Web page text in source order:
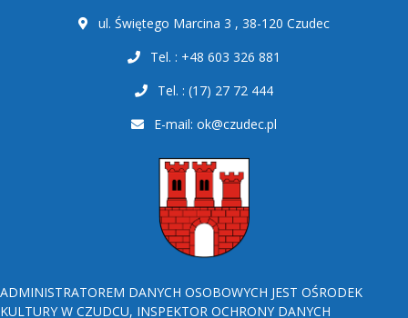
ul. Świętego Marcina 3 , 38-120 Czudec
Tel. : +48 603 326 881
Tel. : (17) 27 72 444
E-mail: ok@czudec.pl
ADMINISTRATOREM DANYCH OSOBOWYCH JEST OŚRODEK
KULTURY W CZUDCU, INSPEKTOR OCHRONY DANYCH